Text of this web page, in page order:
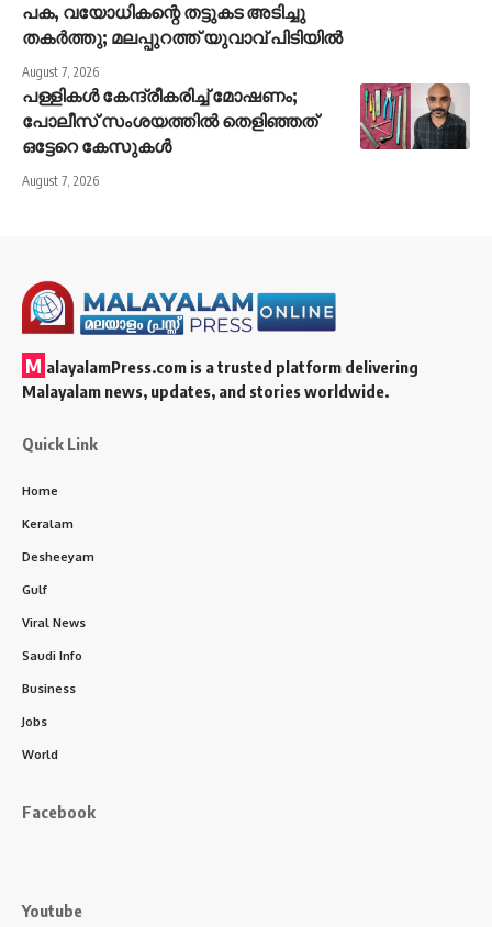
പക, വയോധികന്റെ തട്ടുകട അടിച്ചു
തകർത്തു; മലപ്പുറത്ത് യുവാവ് പിടിയിൽ
August 7, 2026
പള്ളികൾ കേന്ദ്രീകരിച്ച് മോഷണം;
പോലീസ് സംശയത്തിൽ തെളിഞ്ഞത്
ഒട്ടേറെ കേസുകൾ
August 7, 2026
M alayalamPress.com is a trusted platform delivering
Malayalam news, updates, and stories worldwide.
Quick Link
Home
Keralam
Desheeyam
Gulf
Viral News
Saudi Info
Business
Jobs
World
Facebook
Youtube